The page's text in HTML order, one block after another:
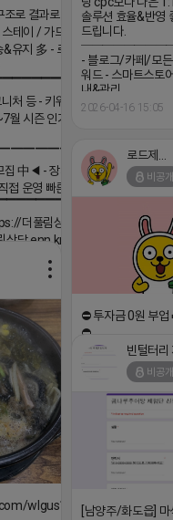
솔루션 효율&반영
드립니다.
- 블로그/카페/모
워드 - 스마트스토
내&관리
2026-04-16 15:05
조로 결과로 보여드립
테이 / 가드 / 자몽 등
&유지 多 - 로직변화,
▶쿠팡◀
처 등 - 키워드 검색
시즌 인기 키워드
집 中◀ - 장기 협업 파
접 운영 빠른 피드백
(카
더풀림상
상담.enn.kr
비공개
⛔️ 투자금 0원 부
⛔️
2026-04-18 17:23
wlgus1647/
비공개
[남양주/화도읍]